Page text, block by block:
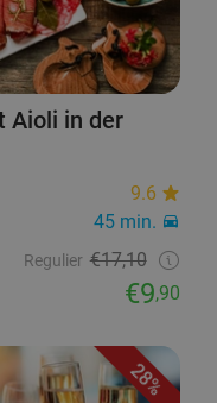
Aioli in der
9.6
45 min.
Regulier €17,10
€9,90
28%